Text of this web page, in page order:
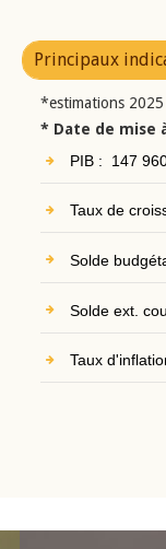
Principaux
*estimations
* Date de mise
PIB : 147
Taux de
Solde
Solde ext.
Taux